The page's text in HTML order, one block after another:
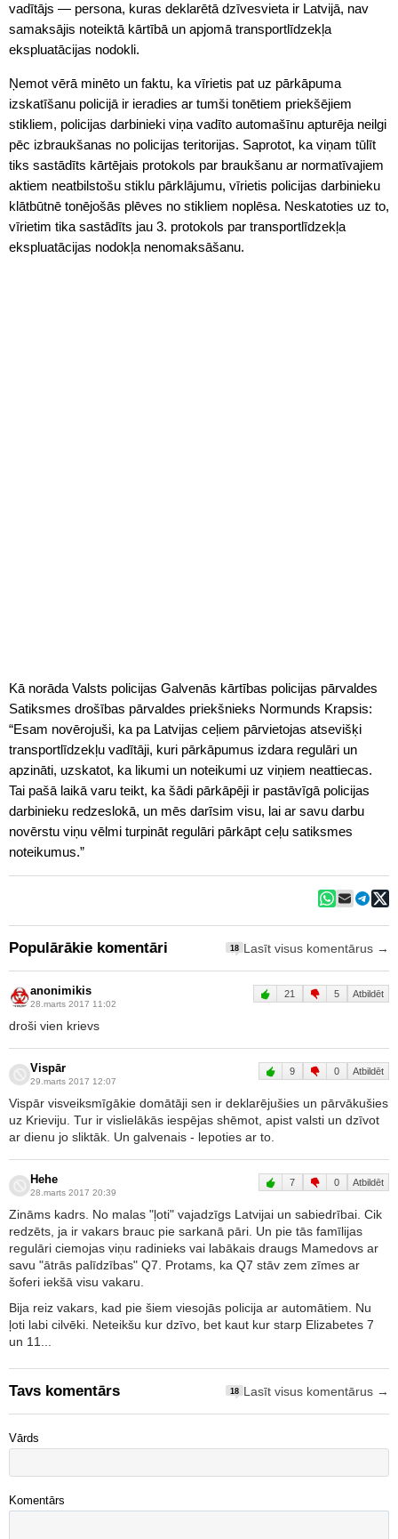
vadītājs — persona, kuras deklarētā dzīvesvieta ir Latvijā, nav
samaksājis noteiktā kārtībā un apjomā transportlīdzekļa
ekspluatācijas nodokli.
Ņemot vērā minēto un faktu, ka vīrietis pat uz pārkāpuma
izskatīšanu policijā ir ieradies ar tumši tonētiem priekšējiem
stikliem, policijas darbinieki viņa vadīto automašīnu apturēja neilgi
pēc izbraukšanas no policijas teritorijas. Saprotot, ka viņam tūlīt
tiks sastādīts kārtējais protokols par braukšanu ar normatīvajiem
aktiem neatbilstošu stiklu pārklājumu, vīrietis policijas darbinieku
klātbūtnē tonējošās plēves no stikliem noplēsa. Neskatoties uz to,
vīrietim tika sastādīts jau 3. protokols par transportlīdzekļa
ekspluatācijas nodokļa nenomaksāšanu.
Kā norāda Valsts policijas Galvenās kārtības policijas pārvaldes
Satiksmes drošības pārvaldes priekšnieks Normunds Krapsis:
“Esam novērojuši, ka pa Latvijas ceļiem pārvietojas atsevišķi
transportlīdzekļu vadītāji, kuri pārkāpumus izdara regulāri un
apzināti, uzskatot, ka likumi un noteikumi uz viņiem neattiecas.
Tai pašā laikā varu teikt, ka šādi pārkāpēji ir pastāvīgā policijas
darbinieku redzeslokā, un mēs darīsim visu, lai ar savu darbu
novērstu viņu vēlmi turpināt regulāri pārkāpt ceļu satiksmes
noteikumus.”
Populārākie komentāri 18 Lasīt visus komentārus →
anonimikis
28.marts 2017 11:02
21 5 Atbildēt
droši vien krievs
Vispār
29.marts 2017 12:07
9 0 Atbildēt
Vispār visveiksmīgākie domātāji sen ir deklarējušies un pārvākušies
uz Krieviju. Tur ir vislielākās iespējas shēmot, apist valsti un dzīvot
ar dienu jo sliktāk. Un galvenais - lepoties ar to.
Hehe
28.marts 2017 20:39
7 0 Atbildēt
Zināms kadrs. No malas "ļoti" vajadzīgs Latvijai un sabiedrībai. Cik
redzēts, ja ir vakars brauc pie sarkanā pāri. Un pie tās famīlijas
regulāri ciemojas viņu radinieks vai labākais draugs Mamedovs ar
savu "ātrās palīdzības" Q7. Protams, ka Q7 stāv zem zīmes ar
šoferi iekšā visu vakaru.
Bija reiz vakars, kad pie šiem viesojās policija ar automātiem. Nu
ļoti labi cilvēki. Neteikšu kur dzīvo, bet kaut kur starp Elizabetes 7
un 11...
Tavs komentārs 18 Lasīt visus komentārus →
Vārds
Komentārs